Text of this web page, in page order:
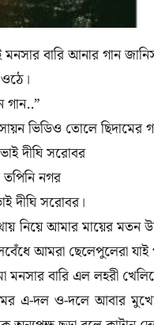
মনসার বারি আনার গান
গান..”
ভিডিও তোলে ছিদামের
দীঘি সরোবর
নগর
দীঘি সরোবর।
নিয়ে আমার মায়ের মতন
আমরা ছেলেপুলেরা যাই
মনসার বারি এল লহরী
এ-দল ও-দলে আবার